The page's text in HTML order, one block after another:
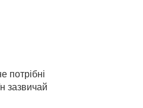
потрібні
зазвичай